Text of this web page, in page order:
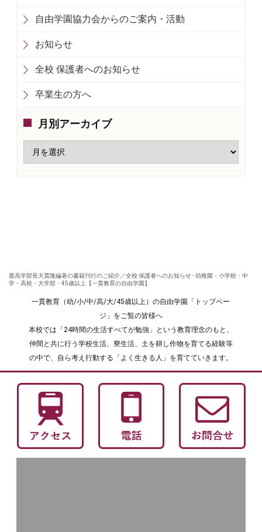
自由学園協力会からのご案内・活動
お知らせ
全校 保護者へのお知らせ
卒業生の方へ
月別アーカイブ
最高学部長大貫隆編著の書籍刊行のご紹介／全校 保護者へのお知らせ - 幼稚園・小学校・中
学・高校・大学部・45歳以上【一貫教育の自由学園】
一貫教育（幼/小/中/高/大/45歳以上）の自由学園「トップペー
ジ」をご覧の皆様へ
本校では「24時間の生活すべてが勉強」という教育理念のもと、
仲間と共に行う学校生活、寮生活、土を耕し作物を育てる経験等
の中で、自ら考え行動する「よく生きる人」を育てていきます。